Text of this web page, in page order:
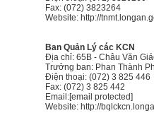
Fax: (072) 3823264
Website: http://
Ban Quản Lý các KCN
Địa chỉ: 65B - Châu Văn
Trưởng ban: Phan Thành
Điện thoại: (072) 3 825 446
Fax: (072) 3 825 442
Email:[email protected]
Website: http://